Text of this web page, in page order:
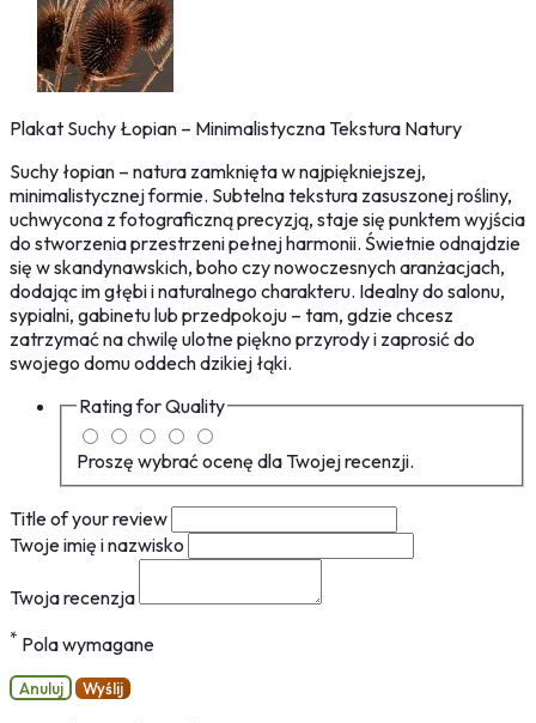
Plakat Suchy Łopian – Minimalistyczna Tekstura Natury
Suchy łopian – natura zamknięta w najpiękniejszej,
minimalistycznej formie. Subtelna tekstura zasuszonej rośliny,
uchwycona z fotograficzną precyzją, staje się punktem wyjścia
do stworzenia przestrzeni pełnej harmonii. Świetnie odnajdzie
się w skandynawskich, boho czy nowoczesnych aranżacjach,
dodając im głębi i naturalnego charakteru. Idealny do salonu,
sypialni, gabinetu lub przedpokoju – tam, gdzie chcesz
zatrzymać na chwilę ulotne piękno przyrody i zaprosić do
swojego domu oddech dzikiej łąki.
Rating forQuality
Proszę wybrać ocenę dla Twojej recenzji.
Title of your review
Twoje imię i nazwisko
Twoja recenzja
* Pola wymagane
Anuluj Wyślij